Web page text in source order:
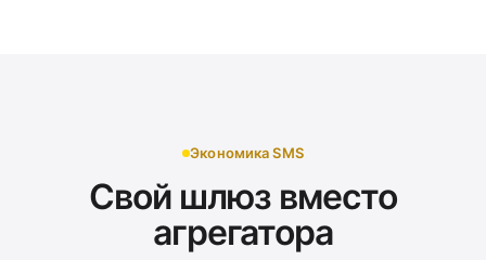
Экономика SMS
Свой шлюз вместо
агрегатора